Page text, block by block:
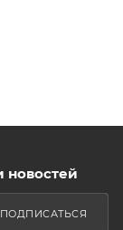
новостей
ПОДПИСАТЬСЯ